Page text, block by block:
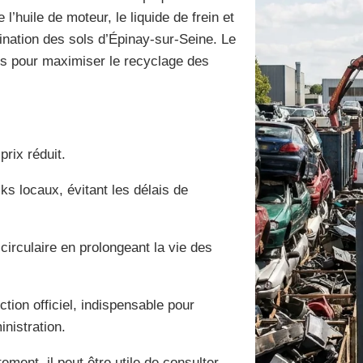
de moteur, le liquide de frein et
des sols d’Épinay-sur-Seine. Le
pour maximiser le recyclage des
réduit.
locaux, évitant les délais de
en prolongeant la vie des
officiel, indispensable pour